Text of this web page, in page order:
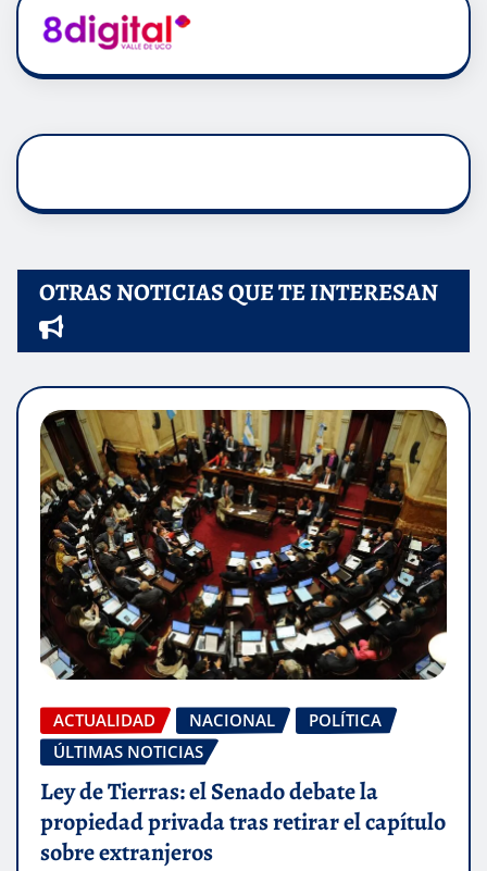
OTRAS NOTICIAS QUE TE INTERESAN
ACTUALIDAD NACIONAL
POLÍTICA
ÚLTIMAS NOTICIAS
Ley de Tierras: el Senado debate la
propiedad privada tras retirar el capítulo
sobre extranjeros